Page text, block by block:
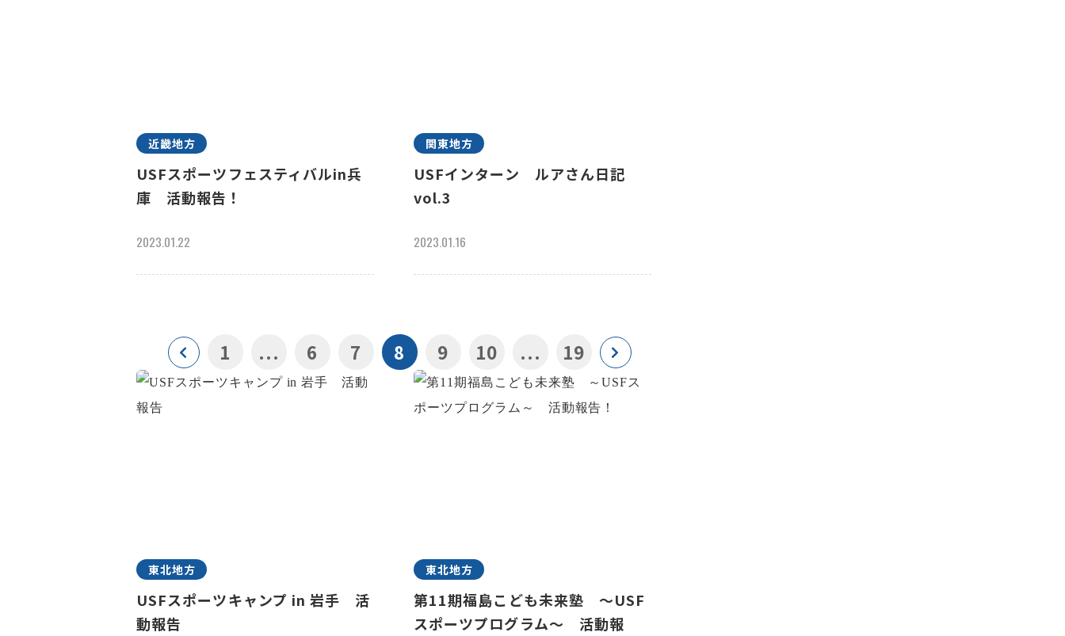
近畿地方
USFスポーツフェスティバルin兵
庫 活動報告！
2023.01.22
関東地方
USFインターン ルアさん日記
vol.3
2023.01.16
1 ... 6 7 8 9 10 ... 19
東北地方
USFスポーツキャンプ in 岩手 活
動報告
東北地方
第11期福島こども未来塾 ～USF
スポーツプログラム～ 活動報